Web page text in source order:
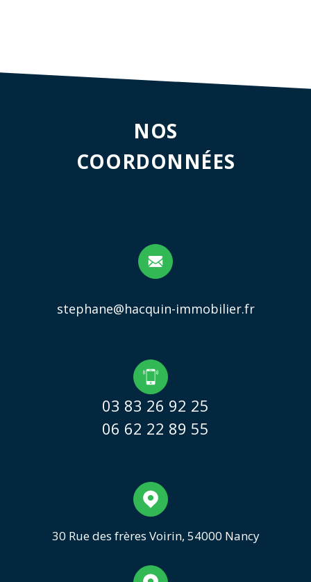
NOS
COORDONNÉES
03 83 26 92 25
06 62 22 89 55
stephane@hacquin-immobilier.fr
30 Rue des frères Voirin, 54000 Nancy